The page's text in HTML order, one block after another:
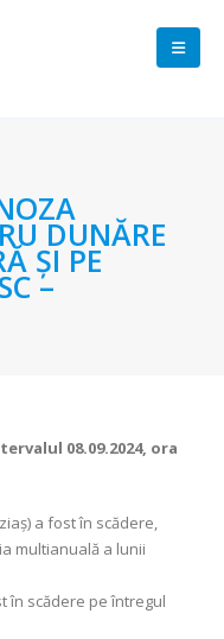
DUNĂRE
ŞI PE
–
08.09.2024, ora
a fost în scădere,
multianuală a lunii
în scădere pe întregul